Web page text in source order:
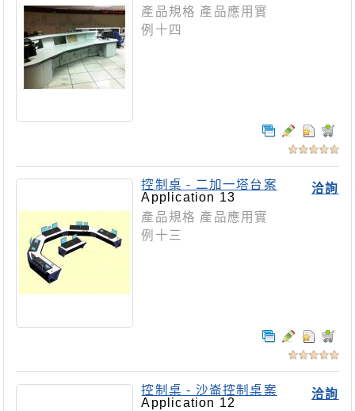
產品規格 產品應用實
例十四
洽詢
控制桌 - 二加一塔台案
Application 13
產品規格 產品應用實
例十三
洽詢
控制桌 - 沙崙控制桌案
Application 12